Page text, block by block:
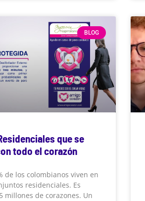
BLOG
que se
todo el corazón
de los colombianos viven en
residenciales. Es
millones de corazones. Un